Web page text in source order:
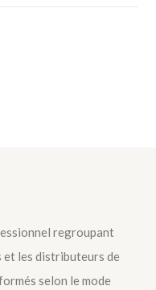
regroupant
les distributeurs de
selon le mode